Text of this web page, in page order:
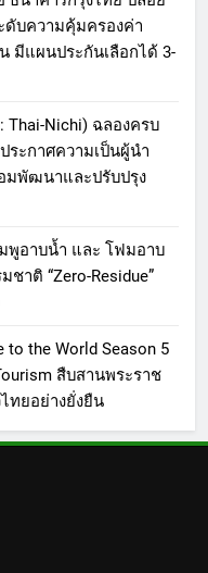
ดับความคุ้มครองค่า
มีแผนประกันเลือกได้ 3-
Nichi) ฉลองครบ
ระกาศความเป็นผู้นำ
มพัฒนาและปรับปรุง
มพูอาบน้ำ และ โฟมอาบ
าติ “Zero-Residue”
the World Season 5
สืบสานพระราช
ทยอย่างยั่งยืน